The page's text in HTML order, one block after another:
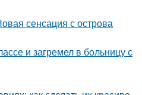
сенсация с острова
и загремел в больницу с